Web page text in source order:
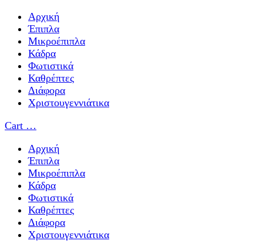
Αρχική
Έπιπλα
Μικροέπιπλα
Κάδρα
Φωτιστικά
Καθρέπτες
Διάφορα
Χριστουγεννιάτικα
Cart …
Αρχική
Έπιπλα
Μικροέπιπλα
Κάδρα
Φωτιστικά
Καθρέπτες
Διάφορα
Χριστουγεννιάτικα